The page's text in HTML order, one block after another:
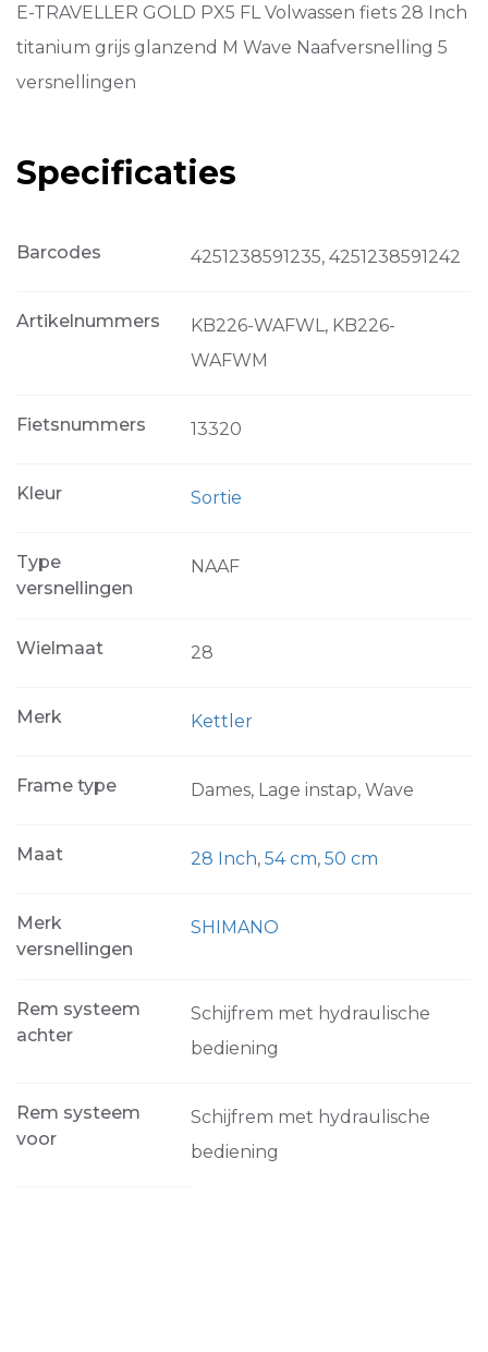
Grijs
Glanzend
E-TRAVELLER GOLD PX5 FL Volwassen fiets 28 Inch
titanium grijs glanzend M Wave Naafversnelling 5
versnellingen
Specificaties
Barcodes 4251238591235, 4251238591242
Artikelnummers
KB226-WAFWL, KB226-
WAFWM
Fietsnummers 13320
Kleur Sortie
Type
versnellingen
NAAF
Wielmaat 28
Merk Kettler
Frame type Dames, Lage instap, Wave
Maat 28 Inch, 54 cm, 50 cm
Merk
versnellingen
SHIMANO
Rem systeem
achter
Schijfrem met hydraulische
bediening
Rem systeem
voor
Schijfrem met hydraulische
bediening